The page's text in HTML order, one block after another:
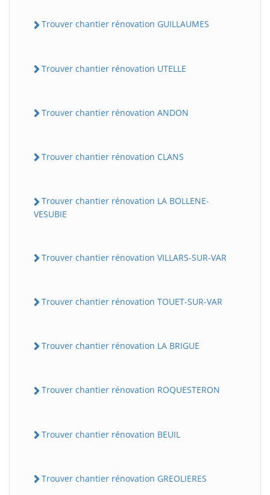
Trouver chantier rénovation GUILLAUMES
Trouver chantier rénovation UTELLE
Trouver chantier rénovation ANDON
Trouver chantier rénovation CLANS
Trouver chantier rénovation LA BOLLENE-
VESUBIE
Trouver chantier rénovation VILLARS-SUR-VAR
Trouver chantier rénovation TOUET-SUR-VAR
Trouver chantier rénovation LA BRIGUE
Trouver chantier rénovation ROQUESTERON
Trouver chantier rénovation BEUIL
Trouver chantier rénovation GREOLIERES